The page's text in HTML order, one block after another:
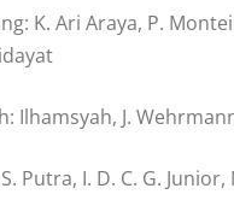
K. Ari Araya, P.
Ilhamsyah, J.
Putra, I. D. C. G. Junior,